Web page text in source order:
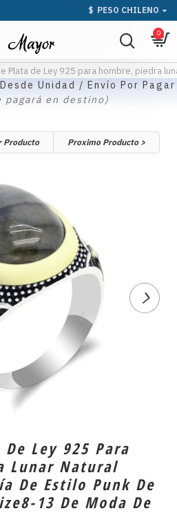
$ PESO CHILENO
0
Plata de Ley 925 para hombre, piedra
Unidad / Envío Por Pagar
pagará en destino)
Producto Proximo Producto >
Ley 925 Para
Lunar Natural
De Estilo Punk De
13 De Moda De